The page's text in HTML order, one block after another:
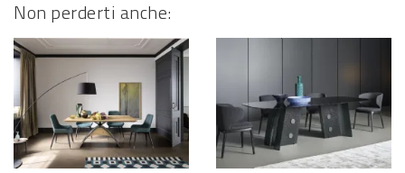
Non perderti anche: